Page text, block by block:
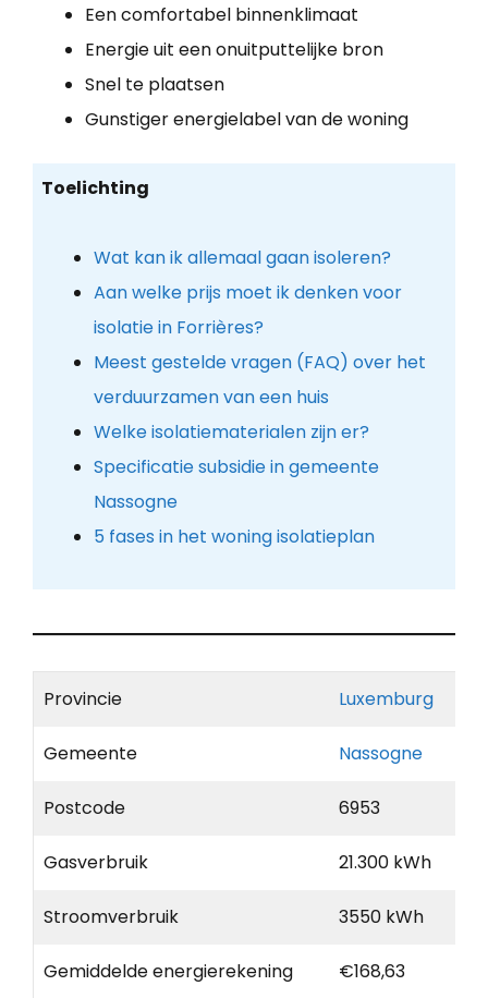
Een comfortabel binnenklimaat
Energie uit een onuitputtelijke bron
Snel te plaatsen
Gunstiger energielabel van de woning
Toelichting
Wat kan ik allemaal gaan isoleren?
Aan welke prijs moet ik denken voor
isolatie in Forrières?
Meest gestelde vragen (FAQ) over het
verduurzamen van een huis
Welke isolatiematerialen zijn er?
Specificatie subsidie in gemeente
Nassogne
5 fases in het woning isolatieplan
Provincie Luxemburg
Gemeente Nassogne
Postcode 6953
Gasverbruik 21.300 kWh
Stroomverbruik 3550 kWh
Gemiddelde energierekening €168,63